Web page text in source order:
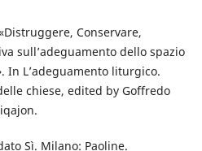
Conservare,
sull’adeguamento dello spazio
In L’adeguamento liturgico.
chiese, edited by Goffredo
Sì. Milano: Paoline.